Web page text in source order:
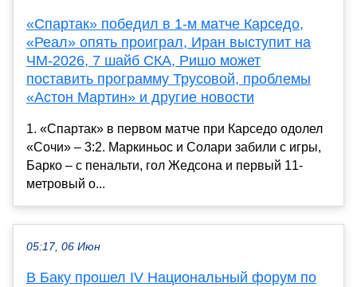
«Спартак» победил в 1-м матче Карседо,
«Реал» опять проиграл, Иран выступит на
ЧМ-2026, 7 шайб СКА, Ришо может
поставить программу Трусовой, проблемы
«Астон Мартин» и другие новости
1. «Спартак» в первом матче при Карседо одолел
«Сочи» – 3:2. Маркиньос и Солари забили с игры,
Барко – с пенальти, гол Жедсона и первый 11-
метровый о...
05:17, 06 Июн
В Баку прошел IV Национальный форум по